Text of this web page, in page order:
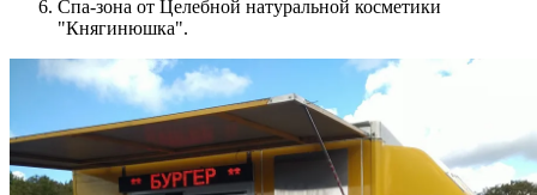
Спа-зона от Целебной натуральной косметики
"Княгинюшка".